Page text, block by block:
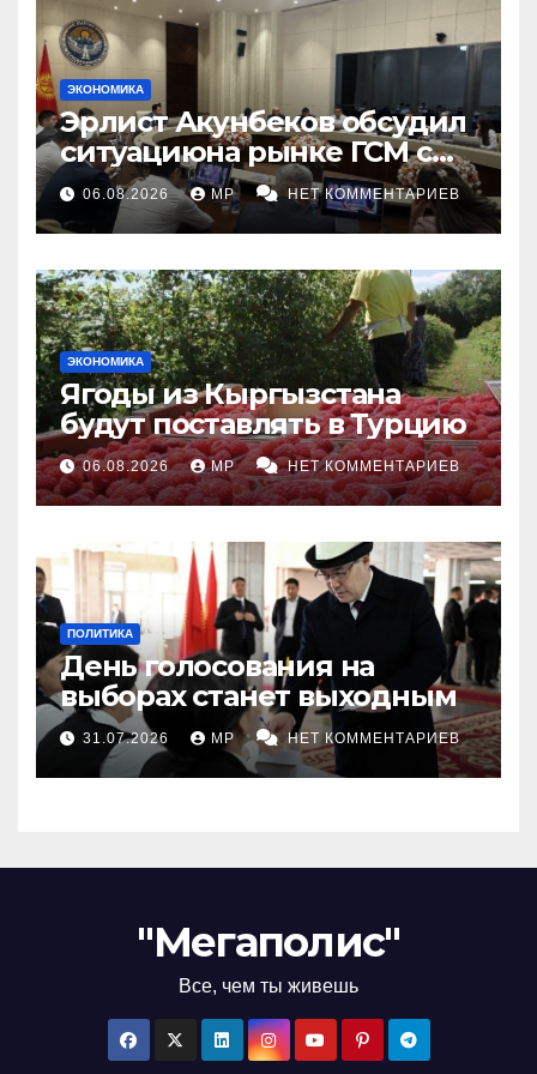
ЭКОНОМИКА
Эрлист Акунбеков обсудил
ситуациюна рынке ГСМ с
топливными компаниями
06.08.2026 MP НЕТ КОММЕНТАРИЕВ
ЭКОНОМИКА
Ягоды из Кыргызстана
будут поставлять в Турцию
06.08.2026 MP НЕТ КОММЕНТАРИЕВ
ПОЛИТИКА
День голосования на
выборах станет выходным
31.07.2026 MP НЕТ КОММЕНТАРИЕВ
"Мегаполис"
Все, чем ты живешь